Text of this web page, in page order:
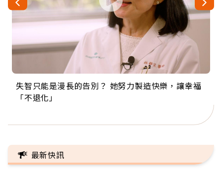
失智只能是漫長的告別？ 她努力製造快樂，讓幸福
「不退化」
來自剛果的巧克力神父 為台灣奉獻36年 「台灣是我
的家，我連作夢都講台語！」
63歲卸矽谷副總、搬回台灣找快樂！「蛋黃哥小
丑」走進安養院，逗樂上萬爺奶：退休後才開始真
104歲打破金氏世界紀錄 成為全球最年長羽球選
手，分享長壽的秘密原來是「這個」
事業巔峰他選擇追夢…黑手阿伯拉小提琴還登上小
巨蛋！連CNN都大讚！
最新快訊